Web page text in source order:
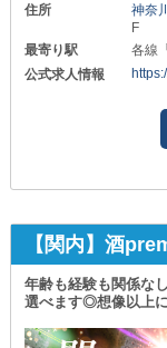
住所
神奈
F
最寄り駅
各線
公式求人情報
【関内】酒
年齢も経験も関係な
選べます◎想像以上